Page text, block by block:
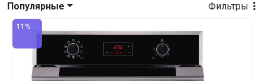
Фильтры
Популярные
-11%